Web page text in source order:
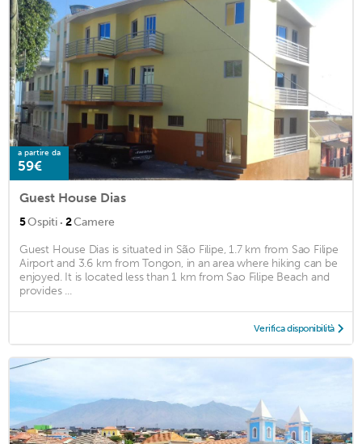
a partire da
59€
Guest House Dias
5Ospiti · 2Camere
Guest House Dias is situated in São Filipe, 1.7 km from Sao Filipe
Airport and 3.6 km from Tongon, in an area where hiking can be
enjoyed. It is located less than 1 km from Sao Filipe Beach and
provides ...
Verifica disponibilità